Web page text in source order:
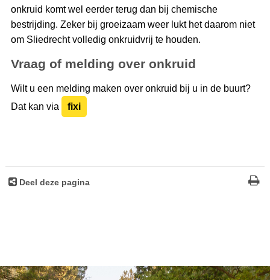
onkruid komt wel eerder terug dan bij chemische
bestrijding. Zeker bij groeizaam weer lukt het daarom niet
om Sliedrecht volledig onkruidvrij te houden.
Vraag of melding over onkruid
Wilt u een melding maken over onkruid bij u in de buurt?
Dat kan via
fixi
Deel deze pagina